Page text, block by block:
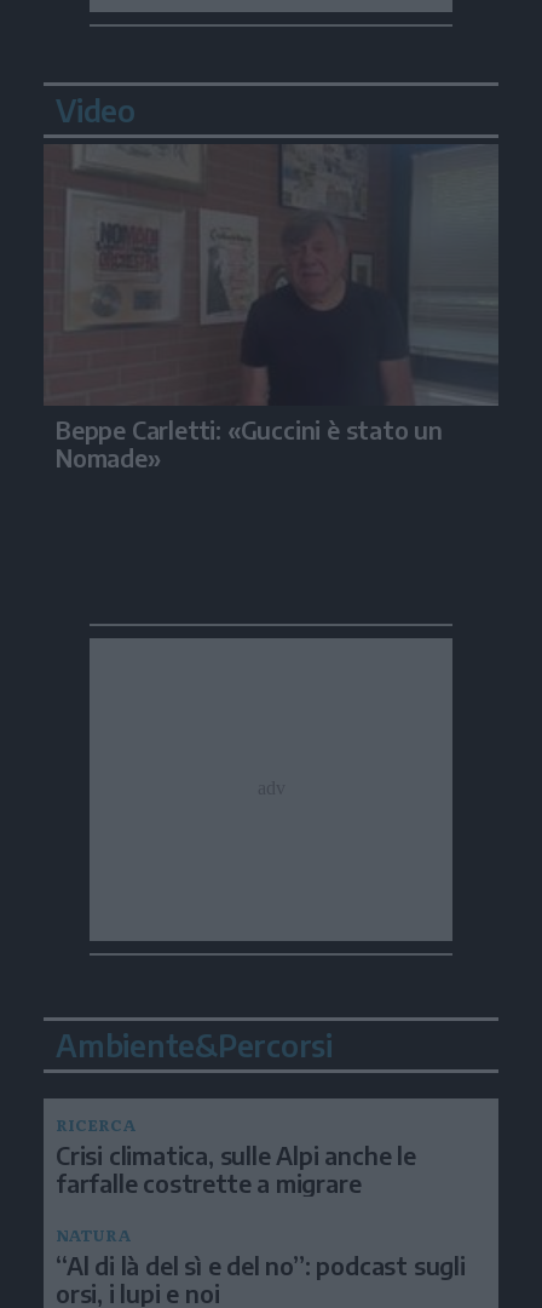
Video
Beppe Carletti: «Guccini è stato un
Nomade»
Ambiente&Percorsi
RICERCA
Crisi climatica, sulle Alpi anche le
farfalle costrette a migrare
NATURA
“Al di là del sì e del no”: podcast sugli
orsi, i lupi e noi